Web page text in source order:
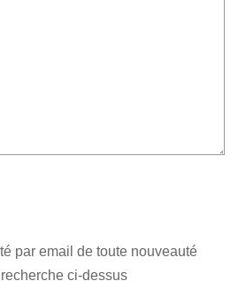
par email de toute nouveauté
ci-dessus